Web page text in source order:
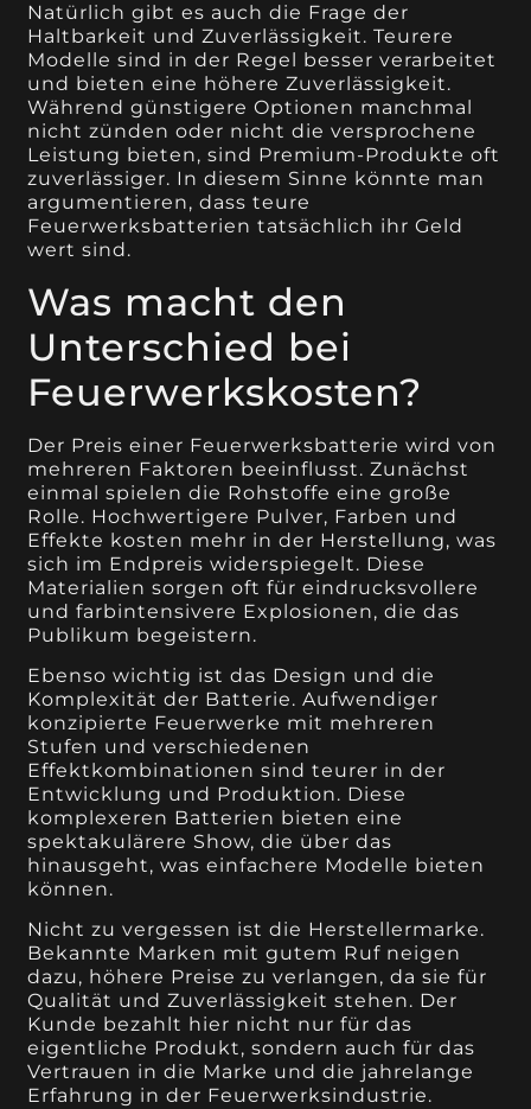
Natürlich gibt es auch die Frage der
Haltbarkeit und Zuverlässigkeit. Teurere
Modelle sind in der Regel besser verarbeitet
und bieten eine höhere Zuverlässigkeit.
Während günstigere Optionen manchmal
nicht zünden oder nicht die versprochene
Leistung bieten, sind Premium-Produkte oft
zuverlässiger. In diesem Sinne könnte man
argumentieren, dass teure
Feuerwerksbatterien tatsächlich ihr Geld
wert sind.
Was macht den
Unterschied bei
Feuerwerkskosten?
Der Preis einer Feuerwerksbatterie wird von
mehreren Faktoren beeinflusst. Zunächst
einmal spielen die Rohstoffe eine große
Rolle. Hochwertigere Pulver, Farben und
Effekte kosten mehr in der Herstellung, was
sich im Endpreis widerspiegelt. Diese
Materialien sorgen oft für eindrucksvollere
und farbintensivere Explosionen, die das
Publikum begeistern.
Ebenso wichtig ist das Design und die
Komplexität der Batterie. Aufwendiger
konzipierte Feuerwerke mit mehreren
Stufen und verschiedenen
Effektkombinationen sind teurer in der
Entwicklung und Produktion. Diese
komplexeren Batterien bieten eine
spektakulärere Show, die über das
hinausgeht, was einfachere Modelle bieten
können.
Nicht zu vergessen ist die Herstellermarke.
Bekannte Marken mit gutem Ruf neigen
dazu, höhere Preise zu verlangen, da sie für
Qualität und Zuverlässigkeit stehen. Der
Kunde bezahlt hier nicht nur für das
eigentliche Produkt, sondern auch für das
Vertrauen in die Marke und die jahrelange
Erfahrung in der Feuerwerksindustrie.